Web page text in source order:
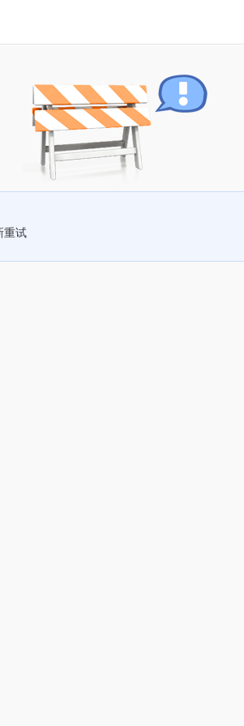
重试